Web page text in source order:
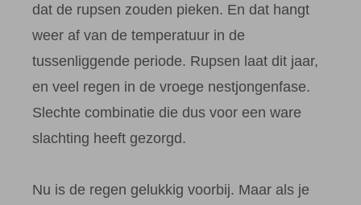
dat de rupsen zouden pieken. En dat hangt
weer af van de temperatuur in de
tussenliggende periode. Rupsen laat dit jaar,
en veel regen in de vroege nestjongenfase.
Slechte combinatie die dus voor een ware
slachting heeft gezorgd.
Nu is de regen gelukkig voorbij. Maar als je